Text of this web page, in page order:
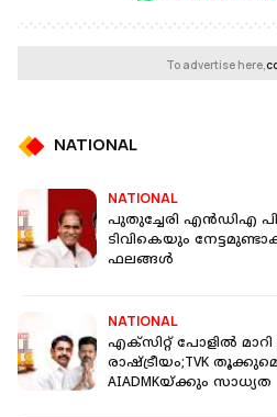
To advertise here,
NATIONAL
NATIONAL
പുതുച്ചേരി എൻഡിഎ
ടിവികെയും
ഫലങ്ങൾ
NATIONAL
എക്‌സിറ്റ് പോളിൽ മാറി
രാഷ്ട്രീയം;TVK
AIADMKയ്ക്കും സാധ്യത